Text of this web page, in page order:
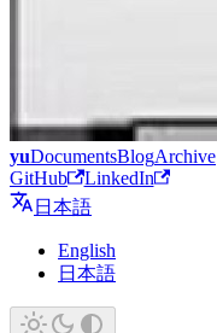
yuDocumentsBlogArchive
GitHub
LinkedIn
日本語
English
日本語